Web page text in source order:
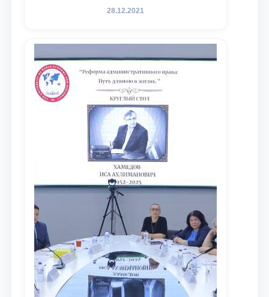
amalga oshirilayotgan islohotlar hamda
maqsadida xorijiy va mahalliy ilmiy
nashrlarda chop etilgan maqolalar
dayjesti
28.12.2021